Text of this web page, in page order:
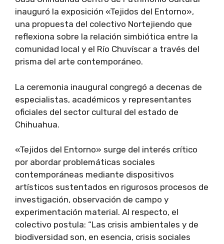
inauguró la exposición «Tejidos del Entorno»,
una propuesta del colectivo Nortejiendo que
reflexiona sobre la relación simbiótica entre la
comunidad local y el Río Chuvíscar a través del
prisma del arte contemporáneo.
La ceremonia inaugural congregó a decenas de
especialistas, académicos y representantes
oficiales del sector cultural del estado de
Chihuahua.
«Tejidos del Entorno» surge del interés crítico
por abordar problemáticas sociales
contemporáneas mediante dispositivos
artísticos sustentados en rigurosos procesos de
investigación, observación de campo y
experimentación material. Al respecto, el
colectivo postula: “Las crisis ambientales y de
biodiversidad son, en esencia, crisis sociales